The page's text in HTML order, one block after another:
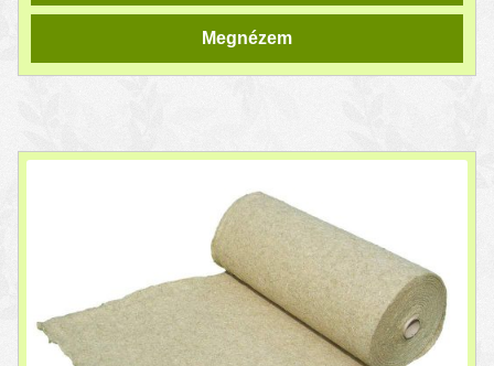
Megnézem